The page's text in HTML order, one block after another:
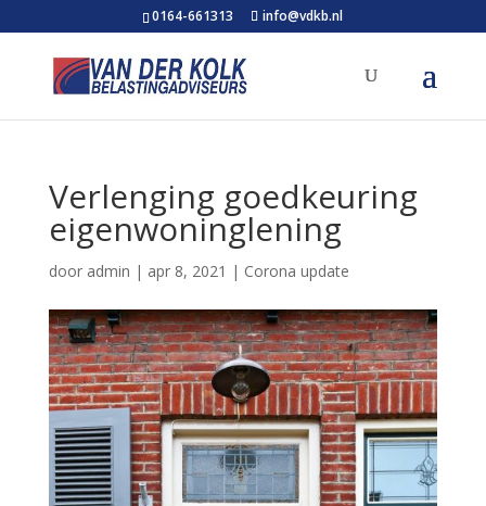
0164-661313 info@vdkb.nl
Verlenging goedkeuring
eigenwoninglening
door admin | apr 8, 2021 | Corona update